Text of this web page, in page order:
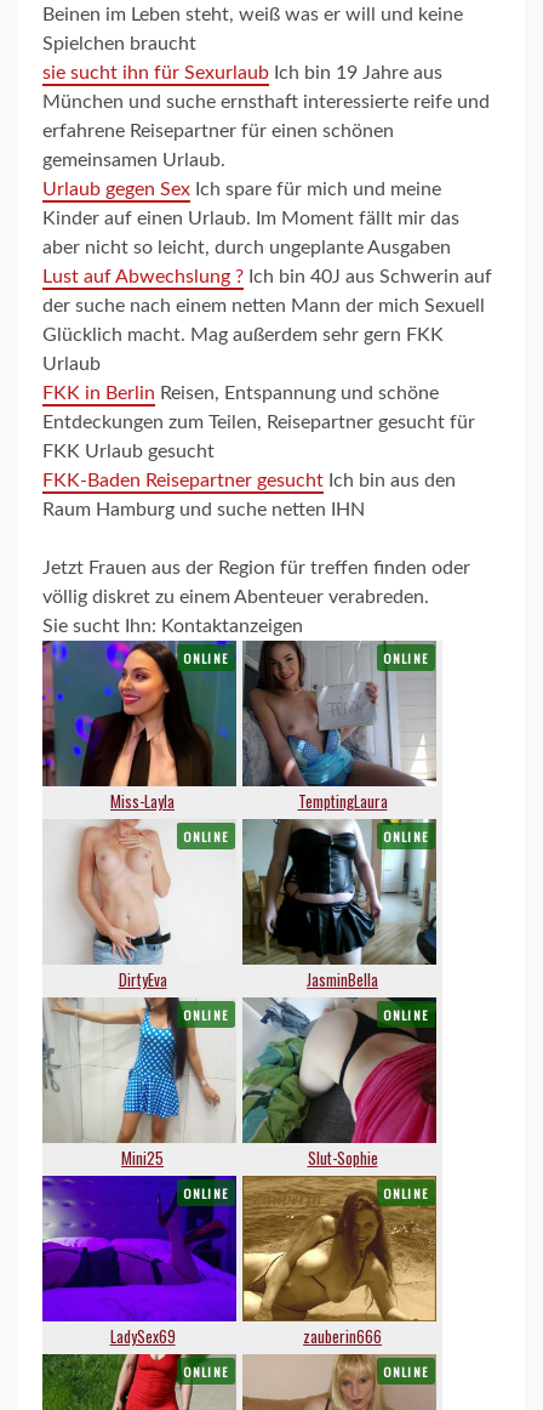
Beinen im Leben steht, weiß was er will und keine
Spielchen braucht
sie sucht ihn für Sexurlaub Ich bin 19 Jahre aus
München und suche ernsthaft interessierte reife und
erfahrene Reisepartner für einen schönen
gemeinsamen Urlaub.
Urlaub gegen Sex Ich spare für mich und meine
Kinder auf einen Urlaub. Im Moment fällt mir das
aber nicht so leicht, durch ungeplante Ausgaben
Lust auf Abwechslung ? Ich bin 40J aus Schwerin auf
der suche nach einem netten Mann der mich Sexuell
Glücklich macht. Mag außerdem sehr gern FKK
Urlaub
FKK in Berlin Reisen, Entspannung und schöne
Entdeckungen zum Teilen, Reisepartner gesucht für
FKK Urlaub gesucht
FKK-Baden Reisepartner gesucht Ich bin aus den
Raum Hamburg und suche netten IHN
Jetzt Frauen aus der Region für treffen finden oder
völlig diskret zu einem Abenteuer verabreden.
Sie sucht Ihn: Kontaktanzeigen